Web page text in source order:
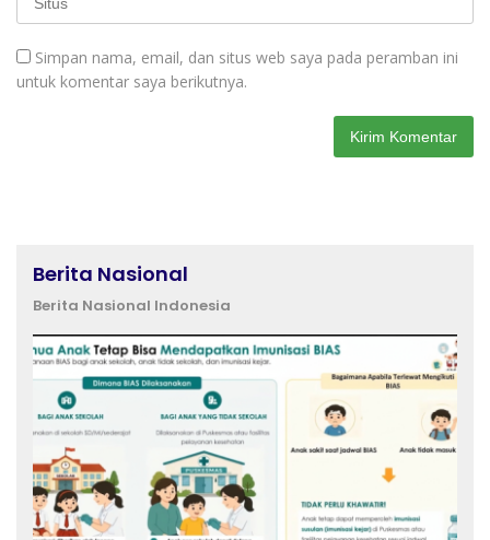
Simpan nama, email, dan situs web saya pada peramban ini
untuk komentar saya berikutnya.
Berita Nasional
Berita Nasional Indonesia